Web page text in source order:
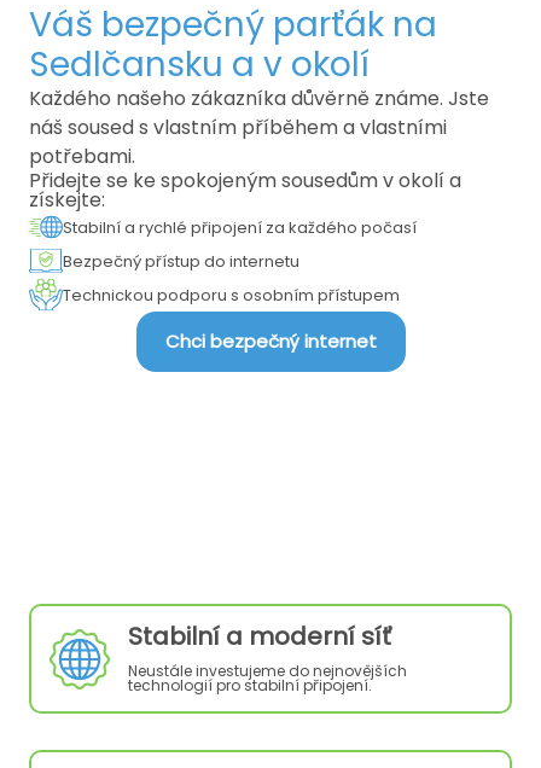
Váš bezpečný parťák na
Sedlčansku a v okolí
Každého našeho zákazníka důvěrně známe. Jste
náš soused s vlastním příběhem a vlastními
potřebami.
Přidejte se ke spokojeným sousedům v okolí a
získejte:
Stabilní a rychlé připojení za každého počasí
Bezpečný přístup do internetu
Technickou podporu s osobním přístupem
Chci bezpečný internet
Výhody našich služeb
Stabilní a moderní síť
Neustále investujeme do nejnovějších
technologií pro stabilní připojení.